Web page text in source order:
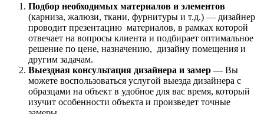
Подбор необходимых материалов и элементов
(карниза, жалюзи, ткани, фурнитуры и т.д.) — дизайнер
проводит презентацию материалов, в рамках которой
отвечает на вопросы клиента и подбирает оптимальное
решение по цене, назначению, дизайну помещения и
другим задачам.
Выездная консультация дизайнера и замер — Вы
можете воспользоваться услугой выезда дизайнера с
образцами на объект в удобное для вас время, который
изучит особенности объекта и произведет точные